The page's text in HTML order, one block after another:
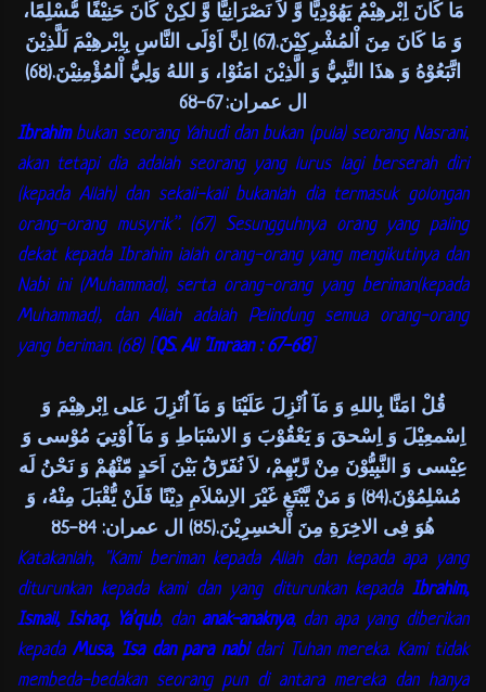
مَا كَانَ اِبْرهِيْمُ يَهُوْدِيًّا وَّ لاَ نَصْرَانِيًّا وَّ لكِنْ كَانَ حَنِيْفًا مُّسْلِمًا،
وَ مَا كَانَ مِنَ اْلمُشْرِكِيْنَ.(67) اِنَّ اَوْلَى النَّاسِ بِاِبْرهِيْمَ لَلَّذِيْنَ
اتَّبَعُوْهُ وَ هذَا النَّبِيُّ وَ الَّذِيْنَ امَنُوْا، وَ اللهُ وَلِيُّ اْلمُؤْمِنِيْنَ.(68)
ال عمران: 67-68
Ibrahimbukan seorang Yahudi dan bukan (pula) seorang Nasrani,
akan tetapi dia adalah seorang yang lurus lagi berserah diri
(kepada Allah) dan sekali-kali bukanlah dia termasuk golongan
orang-orang musyrik”. (67) Sesungguhnya orang yang paling
dekat kepada Ibrahim ialah orang-orang yang mengikutinya dan
Nabi ini (Muhammad), serta orang-orang yang beriman(kepada
Muhammad), dan Allah adalah Pelindung semua orang-orang
yang beriman. (68) [QS. Ali ‘Imraan : 67-68]
قُلْ امَنَّا بِاللهِ وَ مَآ اُنْزِلَ عَلَيْنَا وَ مَآ اُنْزِلَ عَلى اِبْرهِيْمَ وَ
اِسْمعِيْلَ وَ اِسْحقَ وَ يَعْقُوْبَ وَ الاسْبَاطِ وَ مَآ اُوْتِيَ مُوْسى وَ
عِيْسى وَ النَّبِيُّوْنَ مِنْ رَّبّهِمْ، لاَ نُفَرّقُ بَيْنَ اَحَدٍ مّنْهُمْ وَ نَحْنُ لَه
مُسْلِمُوْنَ.(84) وَ مَنْ يَّبْتَغِ غَيْرَ الاِسْلاَمِ دِيْنًا فَلَنْ يُّقْبَلَ مِنْهُ، وَ
هُوَ فِى الاخِرَةِ مِنَ اْلخسِرِيْنَ.(85) ال عمران: 84-85
Katakanlah, "Kami beriman kepada Allah dan kepada apa yang
diturunkan kepada kami dan yang diturunkan kepada Ibrahim,
Ismail, Ishaq, Ya’qub, dan anak-anaknya, dan apa yang diberikan
kepada Musa, 'Isa dan para nabidari Tuhan mereka. Kami tidak
membeda-bedakan seorang pun di antara mereka dan hanya